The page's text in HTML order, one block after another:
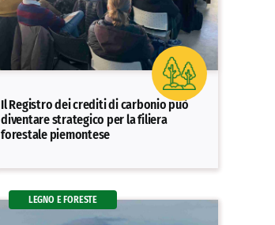
Il Registro dei crediti di carbonio può
diventare strategico per la filiera
forestale piemontese
LEGNO E FORESTE